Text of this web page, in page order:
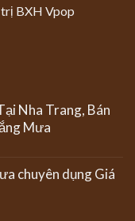
BXH Vpop
Nha Trang, Bán
Mưa
chuyên dụng Giá